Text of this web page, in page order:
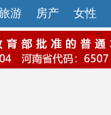
游 房产 女性